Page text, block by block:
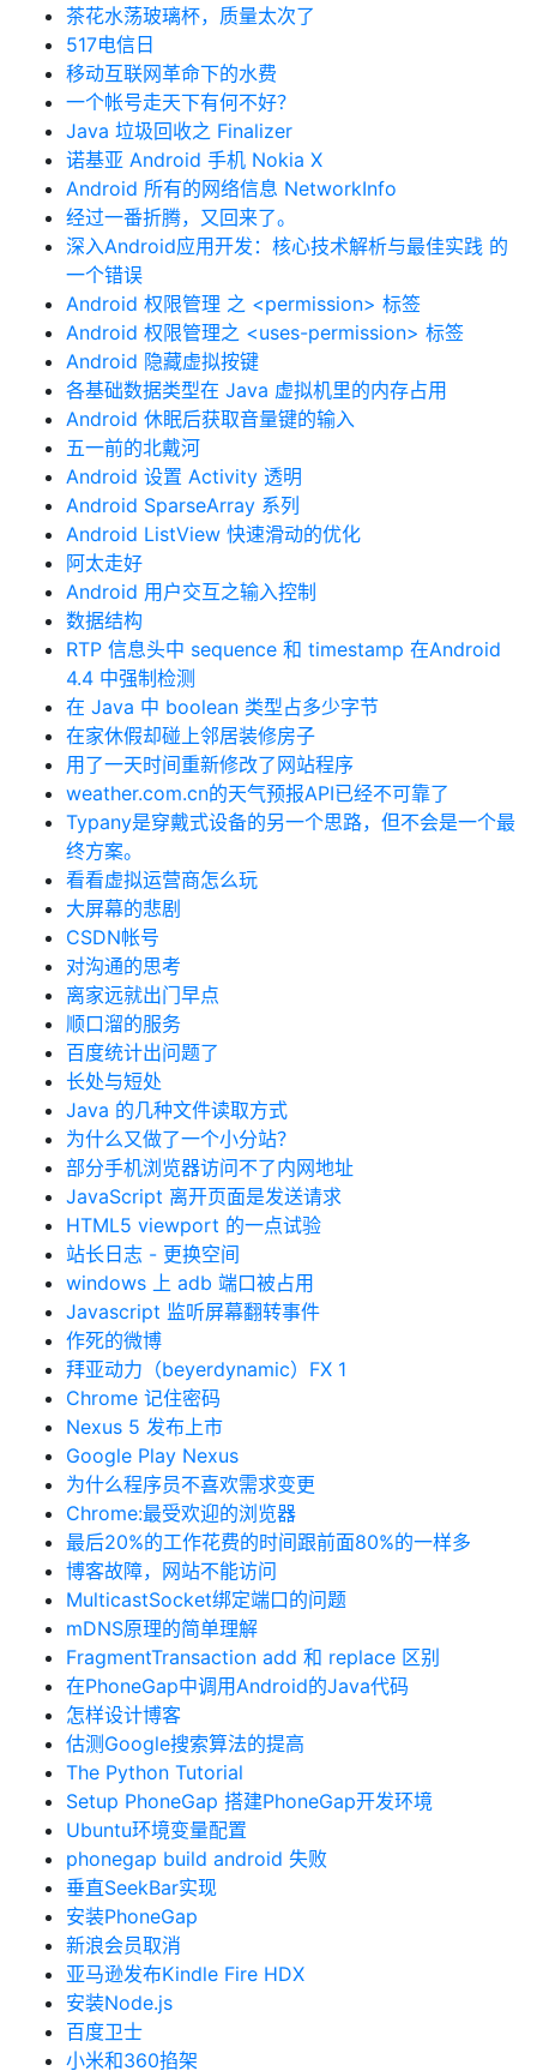
茶花水荡玻璃杯，质量太次了
517电信日
移动互联网革命下的水费
一个帐号走天下有何不好？
Java 垃圾回收之 Finalizer
诺基亚 Android 手机 Nokia X
Android 所有的网络信息 NetworkInfo
经过一番折腾，又回来了。
深入Android应用开发：核心技术解析与最佳实践 的
一个错误
Android 权限管理 之 <permission> 标签
Android 权限管理之 <uses-permission> 标签
Android 隐藏虚拟按键
各基础数据类型在 Java 虚拟机里的内存占用
Android 休眠后获取音量键的输入
五一前的北戴河
Android 设置 Activity 透明
Android SparseArray 系列
Android ListView 快速滑动的优化
阿太走好
Android 用户交互之输入控制
数据结构
RTP 信息头中 sequence 和 timestamp 在Android
4.4 中强制检测
在 Java 中 boolean 类型占多少字节
在家休假却碰上邻居装修房子
用了一天时间重新修改了网站程序
weather.com.cn的天气预报API已经不可靠了
Typany是穿戴式设备的另一个思路，但不会是一个最
终方案。
看看虚拟运营商怎么玩
大屏幕的悲剧
CSDN帐号
对沟通的思考
离家远就出门早点
顺口溜的服务
百度统计出问题了
长处与短处
Java 的几种文件读取方式
为什么又做了一个小分站？
部分手机浏览器访问不了内网地址
JavaScript 离开页面是发送请求
HTML5 viewport 的一点试验
站长日志 - 更换空间
windows 上 adb 端口被占用
Javascript 监听屏幕翻转事件
作死的微博
拜亚动力（beyerdynamic）FX 1
Chrome 记住密码
Nexus 5 发布上市
Google Play Nexus
为什么程序员不喜欢需求变更
Chrome:最受欢迎的浏览器
最后20%的工作花费的时间跟前面80%的一样多
博客故障，网站不能访问
MulticastSocket绑定端口的问题
mDNS原理的简单理解
FragmentTransaction add 和 replace 区别
在PhoneGap中调用Android的Java代码
怎样设计博客
估测Google搜索算法的提高
The Python Tutorial
Setup PhoneGap 搭建PhoneGap开发环境
Ubuntu环境变量配置
phonegap build android 失败
垂直SeekBar实现
安装PhoneGap
新浪会员取消
亚马逊发布Kindle Fire HDX
安装Node.js
百度卫士
小米和360掐架